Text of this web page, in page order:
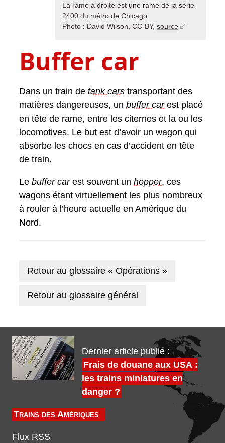
La rame à droite est une rame de la série
2400 du métro de Chicago.
Photo : David Wilson, CC-BY, source
Buffer car
Dans un train de tank cars transportant des
matières dangereuses, un buffer carest placé
en tête de rame, entre les citernes et la ou les
locomotives. Le but est d’avoir un wagon qui
absorbe les chocs en cas d’accident en tête
de train.
Le buffer carest souvent un hopper, ces
wagons étant virtuellement les plus nombreux
à rouler à l’heure actuelle en Amérique du
Nord.
Retour au glossaire « Opérations »
Retour au glossaire général
Dernier article publié :
Frais de douane aux USA :
les trains miniatures en
danger ?
Trains des Amériques
Flux RSS